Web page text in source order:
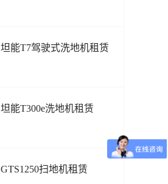
坦能T7驾驶式洗地机租赁
坦能T300e洗地机租赁
GTS1250扫地机租赁